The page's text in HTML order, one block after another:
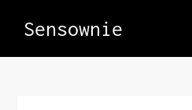
Sensownie